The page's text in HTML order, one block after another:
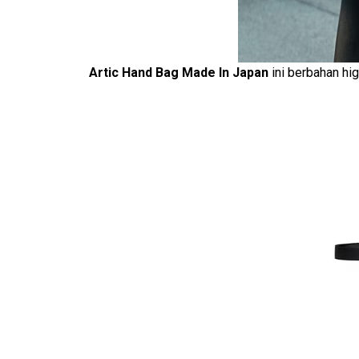
Artic Hand Bag Made In Japanini berbahan